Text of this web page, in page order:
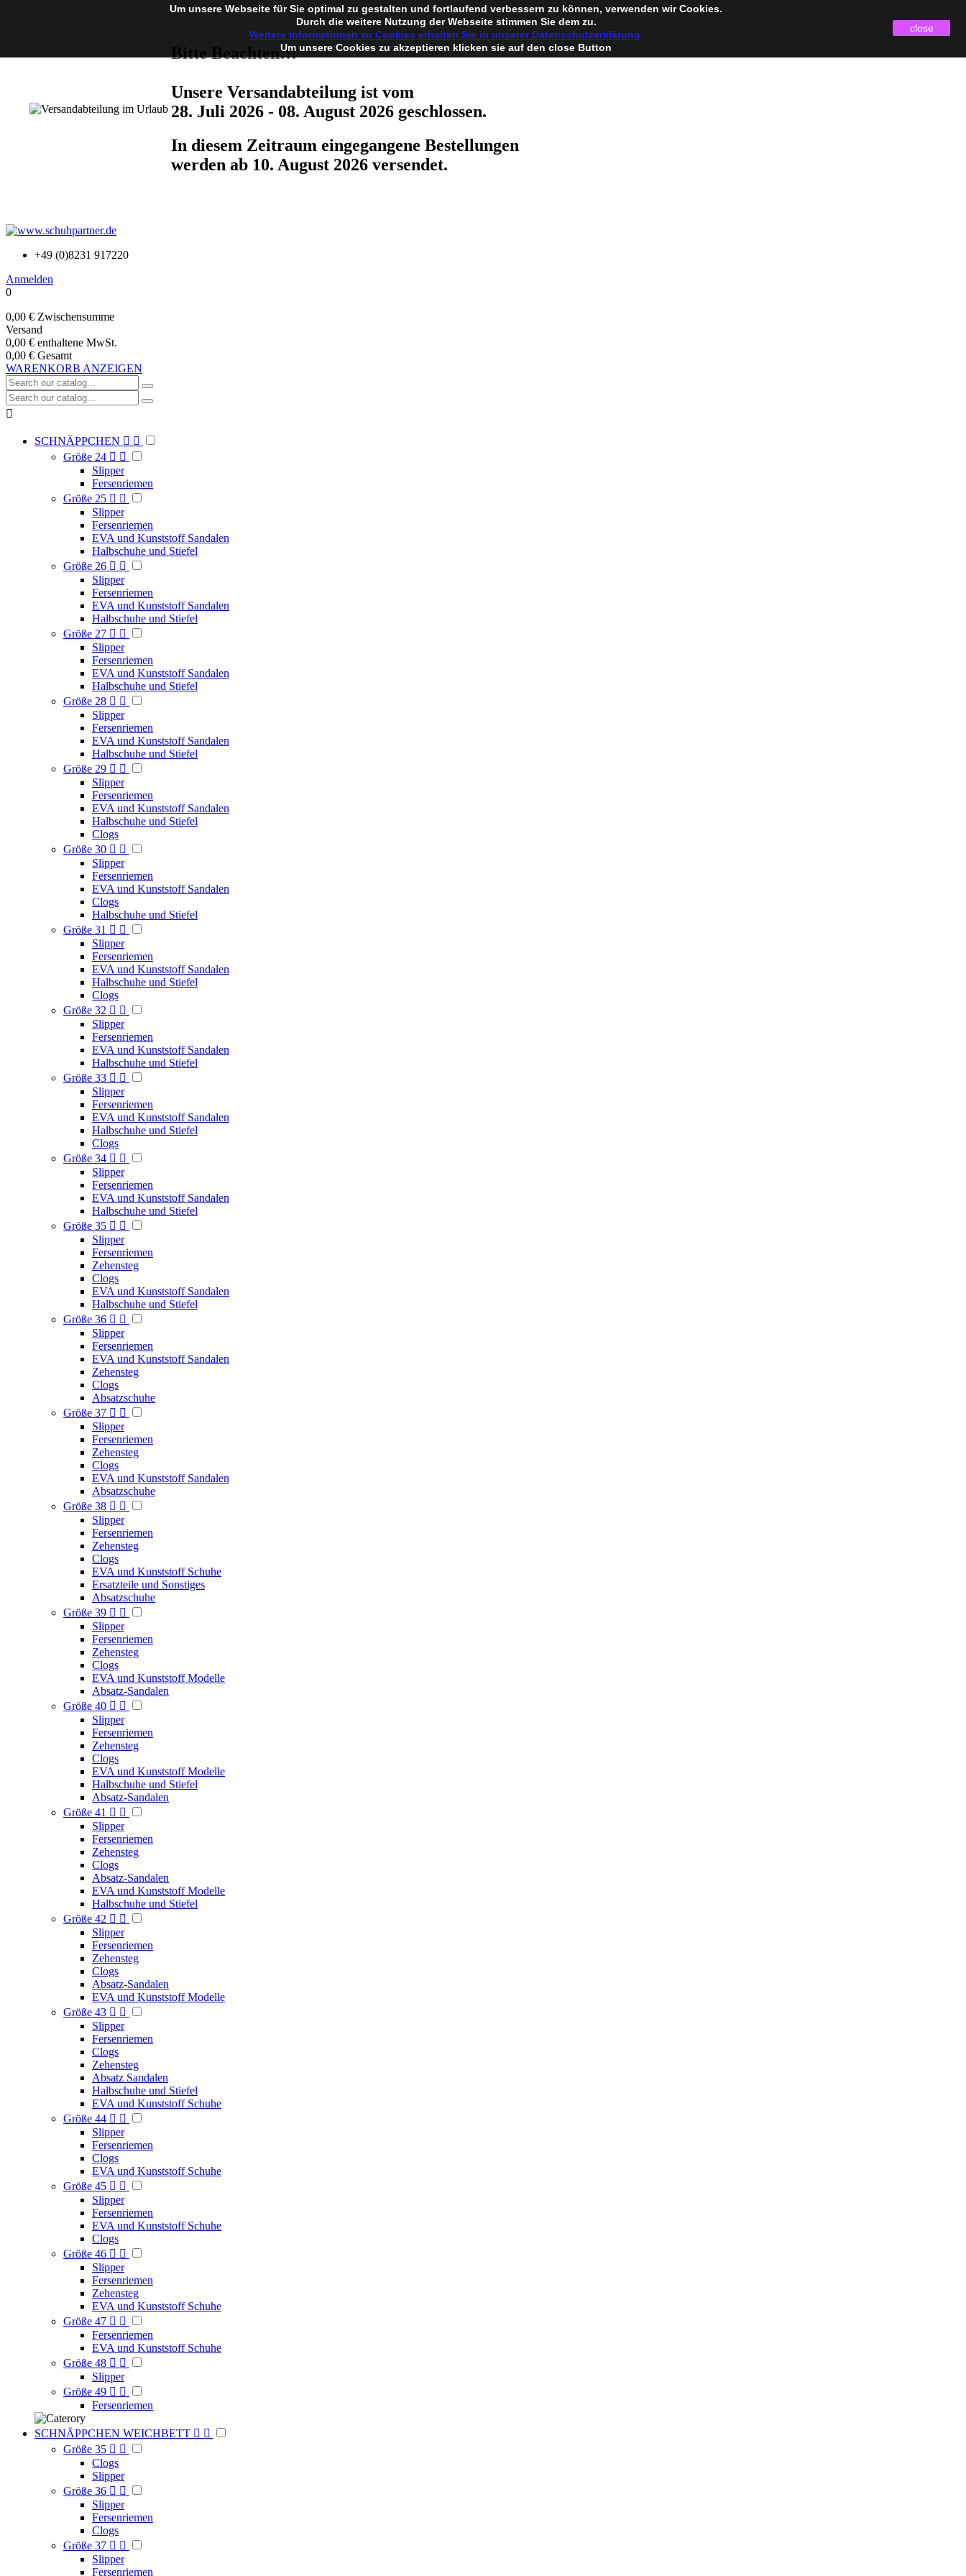
Bitte Beachten!!!
Unsere Versandabteilung ist vom
28. Juli 2026 - 08. August 2026 geschlossen.
In diesem Zeitraum eingegangene Bestellungen
werden ab 10. August 2026 versendet.
+49 (0)8231 917220
Anmelden
0
0,00 € Zwischensumme
Versand
0,00 € enthaltene MwSt.
0,00 € Gesamt
WARENKORB ANZEIGEN

SCHNÄPPCHEN  
Größe 24  
Slipper
Fersenriemen
Größe 25  
Slipper
Fersenriemen
EVA und Kunststoff Sandalen
Halbschuhe und Stiefel
Größe 26  
Slipper
Fersenriemen
EVA und Kunststoff Sandalen
Halbschuhe und Stiefel
Größe 27  
Slipper
Fersenriemen
EVA und Kunststoff Sandalen
Halbschuhe und Stiefel
Größe 28  
Slipper
Fersenriemen
EVA und Kunststoff Sandalen
Halbschuhe und Stiefel
Größe 29  
Slipper
Fersenriemen
EVA und Kunststoff Sandalen
Halbschuhe und Stiefel
Clogs
Größe 30  
Slipper
Fersenriemen
EVA und Kunststoff Sandalen
Clogs
Halbschuhe und Stiefel
Größe 31  
Slipper
Fersenriemen
EVA und Kunststoff Sandalen
Halbschuhe und Stiefel
Clogs
Größe 32  
Slipper
Fersenriemen
EVA und Kunststoff Sandalen
Halbschuhe und Stiefel
Größe 33  
Slipper
Fersenriemen
EVA und Kunststoff Sandalen
Halbschuhe und Stiefel
Clogs
Größe 34  
Slipper
Fersenriemen
EVA und Kunststoff Sandalen
Halbschuhe und Stiefel
Größe 35  
Slipper
Fersenriemen
Zehensteg
Clogs
EVA und Kunststoff Sandalen
Halbschuhe und Stiefel
Größe 36  
Slipper
Fersenriemen
EVA und Kunststoff Sandalen
Zehensteg
Clogs
Absatzschuhe
Größe 37  
Slipper
Fersenriemen
Zehensteg
Clogs
EVA und Kunststoff Sandalen
Absatzschuhe
Größe 38  
Slipper
Fersenriemen
Zehensteg
Clogs
EVA und Kunststoff Schuhe
Ersatzteile und Sonstiges
Absatzschuhe
Größe 39  
Slipper
Fersenriemen
Zehensteg
Clogs
EVA und Kunststoff Modelle
Absatz-Sandalen
Größe 40  
Slipper
Fersenriemen
Zehensteg
Clogs
EVA und Kunststoff Modelle
Halbschuhe und Stiefel
Absatz-Sandalen
Größe 41  
Slipper
Fersenriemen
Zehensteg
Clogs
Absatz-Sandalen
EVA und Kunststoff Modelle
Halbschuhe und Stiefel
Größe 42  
Slipper
Fersenriemen
Zehensteg
Clogs
Absatz-Sandalen
EVA und Kunststoff Modelle
Größe 43  
Slipper
Fersenriemen
Clogs
Zehensteg
Absatz Sandalen
Halbschuhe und Stiefel
EVA und Kunststoff Schuhe
Größe 44  
Slipper
Fersenriemen
Clogs
EVA und Kunststoff Schuhe
Größe 45  
Slipper
Fersenriemen
EVA und Kunststoff Schuhe
Clogs
Größe 46  
Slipper
Fersenriemen
Zehensteg
EVA und Kunststoff Schuhe
Größe 47  
Fersenriemen
EVA und Kunststoff Schuhe
Größe 48  
Slipper
Größe 49  
Fersenriemen
SCHNÄPPCHEN WEICHBETT  
Größe 35  
Clogs
Slipper
Größe 36  
Slipper
Fersenriemen
Clogs
Größe 37  
Slipper
Fersenriemen
Um unsere Webseite für Sie optimal zu gestalten und fortlaufend verbessern zu können, verwenden wir Cookies.
Durch die weitere Nutzung der Webseite stimmen Sie dem zu.
Weitere Informationen zu Cookies erhalten Sie in unserer Datenschutzerklärung
Um unsere Cookies zu akzeptieren klicken sie auf den close Button
close